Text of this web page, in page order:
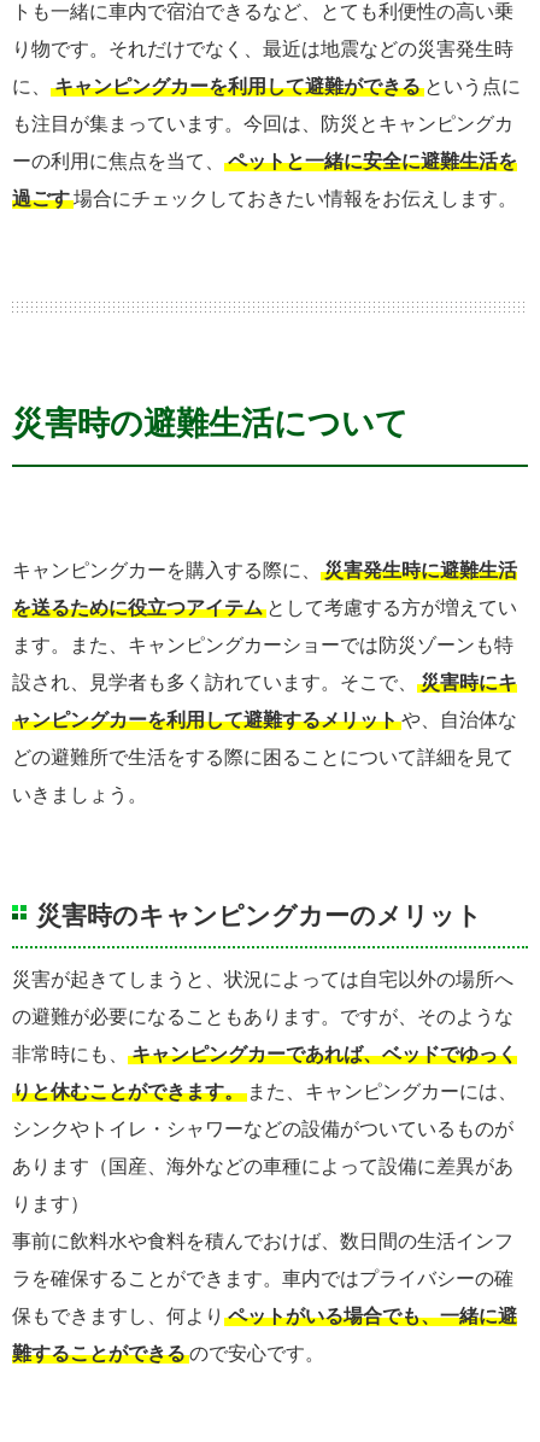
トも一緒に車内で宿泊できるなど、とても利便性の高い乗
り物です。それだけでなく、最近は地震などの災害発生時
に、
キャンピングカーを利用して避難ができる という点に
も注目が集まっています。今回は、防災とキャンピングカ
ーの利用に焦点を当て、
ペットと一緒に安全に避難生活を
過ごす場合にチェックしておきたい情報をお伝えします。
災害時の避難生活について
キャンピングカーを購入する際に、
災害発生時に避難生活
を送るために役立つアイテム として考慮する方が増えてい
ます。また、キャンピングカーショーでは防災ゾーンも特
設され、見学者も多く訪れています。そこで、
災害時にキ
ャンピングカーを利用して避難するメリットや、自治体な
どの避難所で生活をする際に困ることについて詳細を見て
いきましょう。
災害時のキャンピングカーのメリット
災害が起きてしまうと、状況によっては自宅以外の場所へ
の避難が必要になることもあります。ですが、そのような
非常時にも、
キャンピングカーであれば、ベッドでゆっく
りと休むことができます。 また、キャンピングカーには、
シンクやトイレ・シャワーなどの設備がついているものが
あります（国産、海外などの車種によって設備に差異があ
ります）
事前に飲料水や食料を積んでおけば、数日間の生活インフ
ラを確保することができます。車内ではプライバシーの確
保もできますし、何より ペットがいる場合でも、一緒に避
難することができるので安心です。